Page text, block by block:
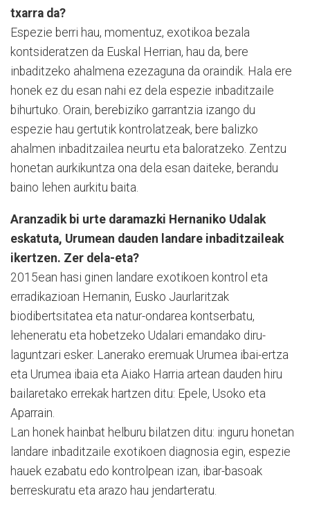
txarra da?
Espezie berri hau, momentuz, exotikoa bezala
kontsideratzen da Euskal Herrian, hau da, bere
inbaditzeko ahalmena ezezaguna da oraindik. Hala ere
honek ez du esan nahi ez dela espezie inbaditzaile
bihurtuko. Orain, berebiziko ga­rrantzia izango du
espezie hau gertutik kontrolatzeak, bere balizko
ahalmen inbaditzailea neurtu eta baloratzeko. Zentzu
honetan aurkikuntza ona dela esan daiteke, berandu
baino lehen aurkitu baita.
Aranzadik bi urte daramazki Hernaniko Udalak
eskatuta, Urumean dauden landare inbaditzaileak
ikertzen. Zer dela-eta?
2015ean hasi ginen landare exo­tikoen kontrol eta
erradika­zi­oan Hernanin, Eusko Jaur­la­ri­tzak
biodibertsitatea eta natur-ondarea kontserbatu,
leheneratu eta hobetzeko Uda­lari emandako diru-
laguntzari esker. Lanerako eremuak Uru­mea ibai-ertza
eta Urumea ibaia eta Aiako Harria artean dauden hiru
bailaretako errekak hartzen ditu: Epele, Usoko eta
Aparrain.
Lan honek hainbat helburu bilatzen ditu: inguru honetan
landare inbaditzaile exotikoen diagnosia egin, espezie
hauek ezabatu edo kontrolpean izan, ibar-basoak
berreskuratu eta arazo hau jendarteratu.